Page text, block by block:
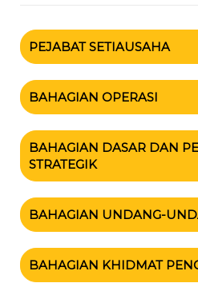
PEJABAT SETIAUSAHA
BAHAGIAN OPERASI
BAHAGIAN DASAR DAN
STRATEGIK
BAHAGIAN UNDANG-
BAHAGIAN KHIDMAT